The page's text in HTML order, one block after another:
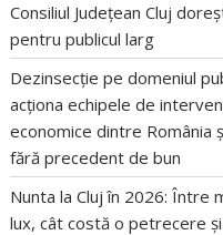
Consiliul Județean Cluj
pentru publicul larg
Dezinsecție pe domeniul
acționa echipele de
economice dintre România
fără precedent de bun
Nunta la Cluj în 2026: Între
lux, cât costă o petrecere